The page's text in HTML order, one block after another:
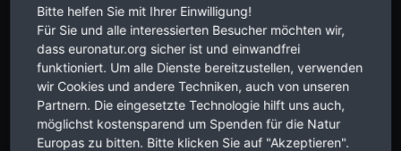
Aktuelles aus erster Hand zu grenz-überschreitendem
Naturschutz in Europa. Zwei Mal im Monat, kostenlos für Sie. Hier
Newsletter abonnieren.
Die Hinweise zumDatenschutz habe ich verstanden.
Bitte helfen Sie mit Ihrer Einwilligung!
Für Sie und alle interessierten Besucher möchten wir,
dass euronatur.org sicher ist und einwandfrei
funktioniert. Um alle Dienste bereitzustellen, verwenden
wir Cookies und andere Techniken, auch von unseren
Partnern. Die eingesetzte Technologie hilft uns auch,
möglichst kostensparend um Spenden für die Natur
Europas zu bitten. Bitte klicken Sie auf "Akzeptieren".